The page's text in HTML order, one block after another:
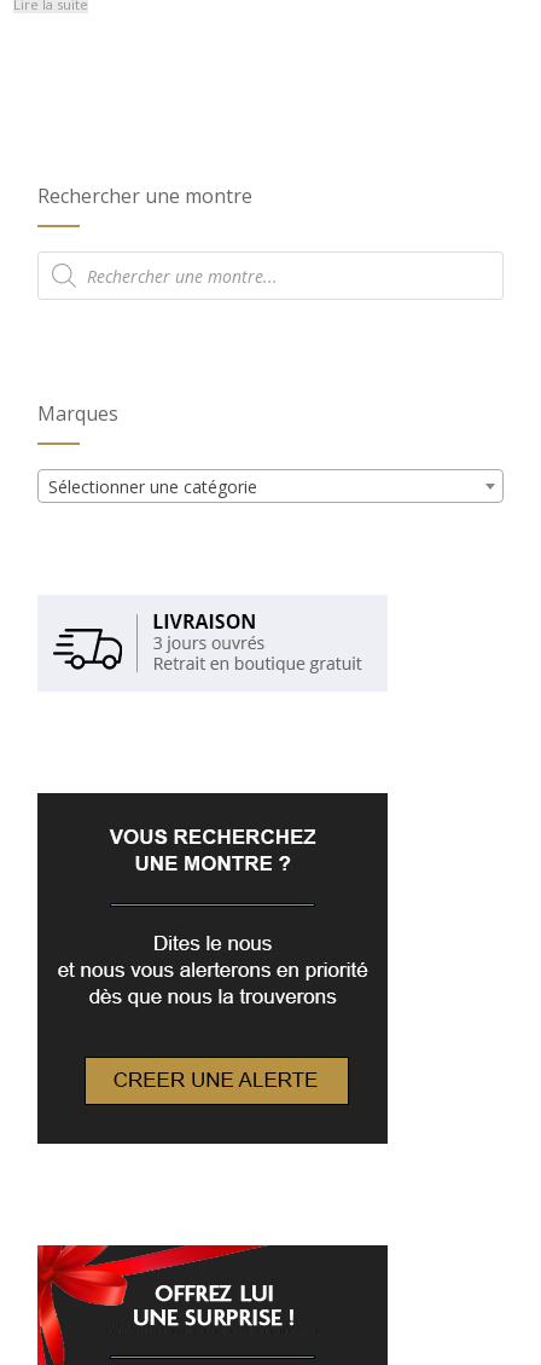
Lire la suite
Rechercher une montre
Recherche
de
produits
Marques
Sélectionner une catégorie